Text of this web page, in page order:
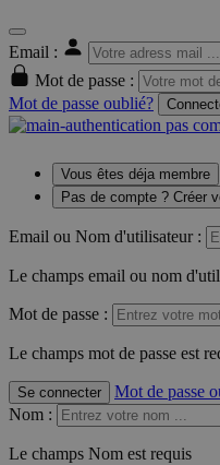
Email :
Mot de passe :
Mot de passe oublié?
Vous êtes déja membre
Pas de compte ? Créer
Email ou Nom d'utilisateur :
Le champs email ou nom
Mot de passe :
Le champs mot de passe est
Se connecter
Mot de passe
Nom :
Le champs Nom est requis